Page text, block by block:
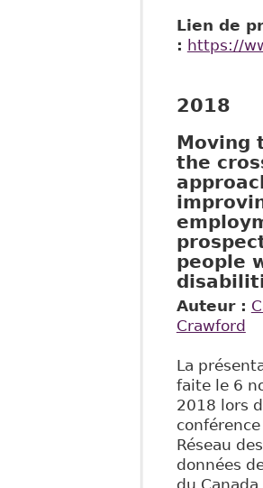
Lien de
: https://
2018
Moving
the
people
Auteur :
Crawford
La
faite le 6
2018 lors
Réseau
données